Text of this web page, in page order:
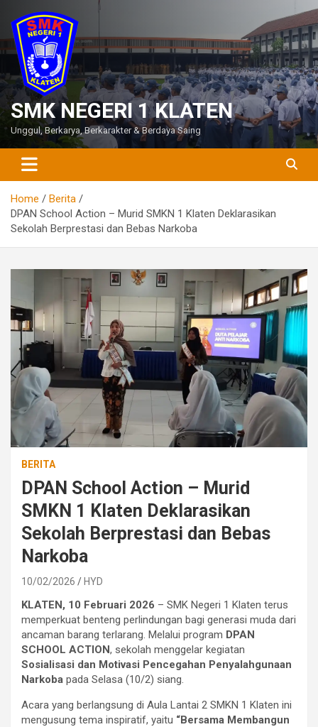
content
SMK NEGERI 1 KLATEN
Unggul, Berkarya, Berkarakter & Berdaya Saing
Home
Berita
DPAN School Action – Murid SMKN 1 Klaten Deklarasikan
Sekolah Berprestasi dan Bebas Narkoba
BERITA
DPAN School Action – Murid
SMKN 1 Klaten Deklarasikan
Sekolah Berprestasi dan Bebas
Narkoba
10/02/2026 HYD
KLATEN, 10 Februari 2026 – SMK Negeri 1 Klaten terus
memperkuat benteng perlindungan bagi generasi muda dari
ancaman barang terlarang. Melalui program DPAN
SCHOOL ACTION, sekolah menggelar kegiatan
Sosialisasi dan Motivasi Pencegahan Penyalahgunaan
Narkoba pada Selasa (10/2) siang.
Acara yang berlangsung di Aula Lantai 2 SMKN 1 Klaten ini
mengusung tema inspiratif, yaitu “Bersama Membangun